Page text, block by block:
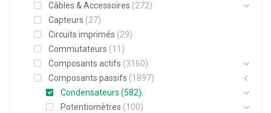
Câbles & Accessoires (272)
Capteurs (27)
Circuits imprimés (29)
Commutateurs (11)
Composants actifs (3160)
Composants passifs (1897)
Condensateurs (582)
Potentiomètres (100)